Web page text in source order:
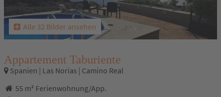
Alle 32 Bilder ansehen
Appartement Taburiente
Spanien | Las Norias | Camino Real
55 m² Ferienwohnung/App.